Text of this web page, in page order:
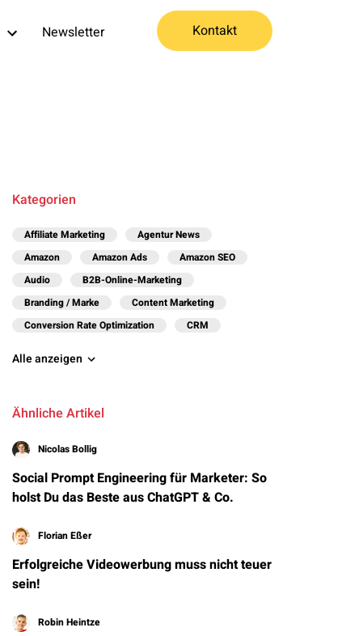
Newsletter Kontakt
Kategorien
Affiliate Marketing
Agentur News
Amazon
Amazon Ads
Amazon SEO
Audio
B2B-Online-Marketing
Branding / Marke
Content Marketing
Conversion Rate Optimization
CRM
Alle anzeigen
Ähnliche Artikel
Nicolas Bollig
Social Prompt Engineering für Marketer: So
holst Du das Beste aus ChatGPT & Co.
Florian Eßer
Erfolgreiche Videowerbung muss nicht teuer
sein!
Robin Heintze